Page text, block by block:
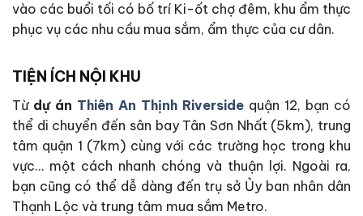
vào các buổi tối có bố trí Ki-ốt chợ đêm, khu ẩm thực
phục vụ các nhu cầu mua sắm, ẩm thực của cư dân.
TIỆN ÍCH NỘI KHU
Từ dự án Thiên An Thịnh Riverside quận 12, bạn có
thể di chuyển đến sân bay Tân Sơn Nhất (5km), trung
tâm quận 1 (7km) cùng với các trường học trong khu
vực… một cách nhanh chóng và thuận lợi. Ngoài ra,
bạn cũng có thể dễ dàng đến trụ sở Ủy ban nhân dân
Thạnh Lộc và trung tâm mua sắm Metro.